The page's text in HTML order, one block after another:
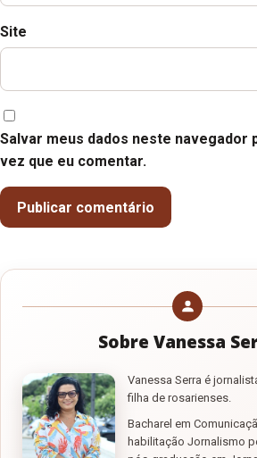
Site
Salvar meus dados neste navegador
vez que eu comentar.
Sobre Vanessa
Vanessa Serra é
filha de rosarienses.
Bacharel em
habilitação Jornalismo